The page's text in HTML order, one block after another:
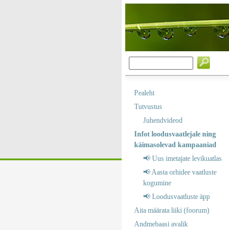
Pealeht
Tutvustus
Juhendvideod
Infot loodusvaatlejale ning
käimasolevad kampaaniad
📢 Uus imetajate levikuatlas
📢 Aasta orhidee vaatluste
kogumine
📢 Loodusvaatluste äpp
Aita määrata liiki (foorum)
Andmebaasi avalik